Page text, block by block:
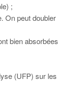
;
On peut doubler
bien absorbées
(UFP) sur les